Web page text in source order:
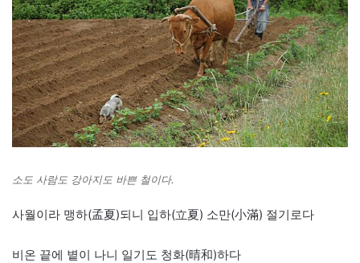
소도 사람도 강아지도 바쁜 철이다.
사월이라 맹하(孟夏)되니 입하(立夏) 소만(小滿) 절기로다
비온 끝에 볕이 나니 일기도 청화(晴和)하다